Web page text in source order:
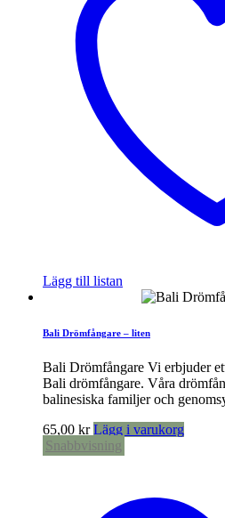
Lägg till listan
Bali Drömfångare – liten
Bali Drömfångare Vi erbjuder
Bali drömfångare. Våra
balinesiska familjer och
65,00 kr Lägg i varukorg
Snabbvisning